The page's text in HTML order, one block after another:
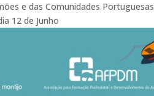
e das Comunidades Portuguesas
12 de Junho